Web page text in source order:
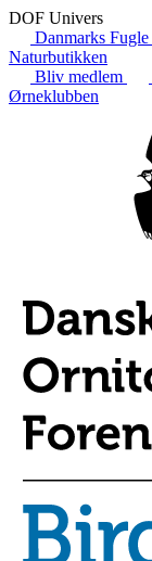
DOF Univers
Danmarks Fugle
Naturbutikken
Bliv medlem
Ørneklubben